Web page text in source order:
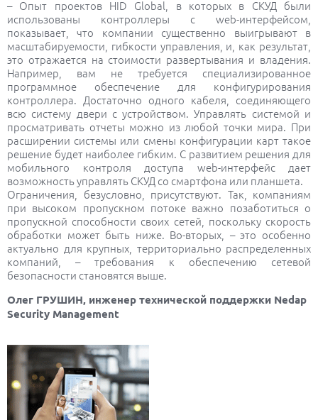
– Опыт проектов HID Global, в которых в СКУД были
использованы контроллеры с web-интерфейсом,
показывает, что компании существенно выигрывают в
масштабируемости, гибкости управления, и, как результат,
это отражается на стоимости развертывания и владения.
Например, вам не требуется специализированное
программное обеспечение для конфигурирования
контроллера. Достаточно одного кабеля, соединяющего
всю систему двери с устройством. Управлять системой и
просматривать отчеты можно из любой точки мира. При
расширении системы или смены конфигурации карт такое
решение будет наиболее гибким. С развитием решения для
мобильного контроля доступа web-интерфейс дает
возможность управлять СКУД со смартфона или планшета.
Ограничения, безусловно, присутствуют. Так, компаниям
при высоком пропускном потоке важно позаботиться о
пропускной способности своих сетей, поскольку скорость
обработки может быть ниже. Во-вторых, – это особенно
актуально для крупных, территориально распределенных
компаний, – требования к обеспечению сетевой
безопасности становятся выше.
Олег ГРУШИН, инженер технической поддержки Nedap
Security Management